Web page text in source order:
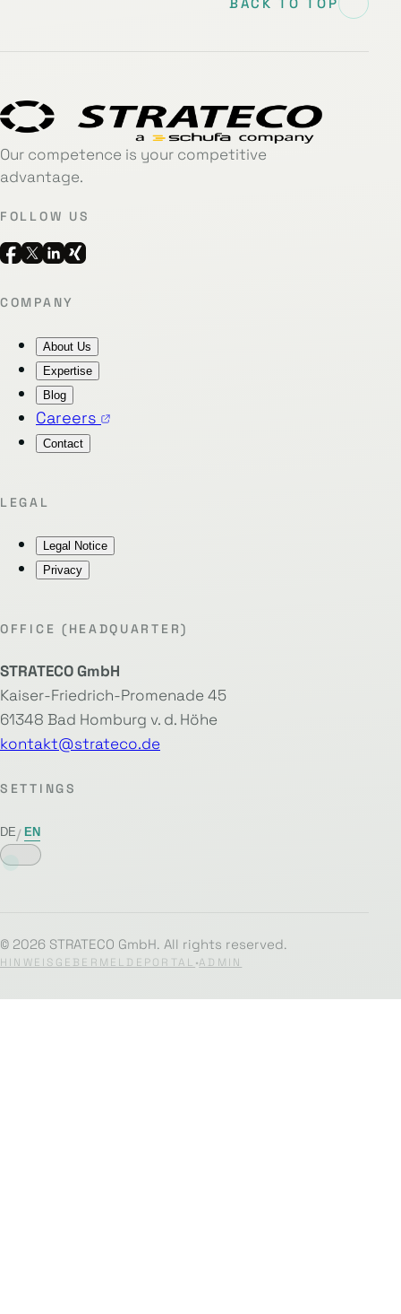
BACK TO TOP
Our competence is your competitive
advantage.
FOLLOW US
COMPANY
About Us
Expertise
Blog
Careers
Contact
LEGAL
Legal Notice
Privacy
OFFICE (HEADQUARTER)
STRATECO GmbH
Kaiser-Friedrich-Promenade 45
61348 Bad Homburg v. d. Höhe
kontakt@strateco.de
SETTINGS
DE/ EN
© 2026 STRATECO GmbH. All rights reserved.
HINWEISGEBERMELDEPORTAL •ADMIN